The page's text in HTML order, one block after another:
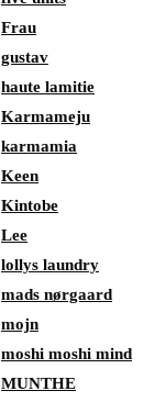
Frau
gustav
haute lamitie
Karmameju
karmamia
Keen
Kintobe
Lee
lollys laundry
mads nørgaard
mojn
moshi moshi mind
MUNTHE